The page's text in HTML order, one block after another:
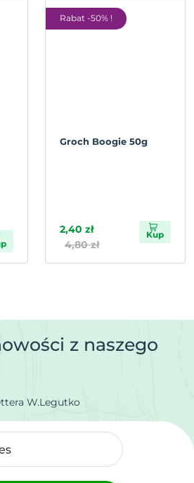
Rabat -50% !
Groch Boogie 50g
2,40 zł
4,80 zł
Kup
z naszego
W.Legutko